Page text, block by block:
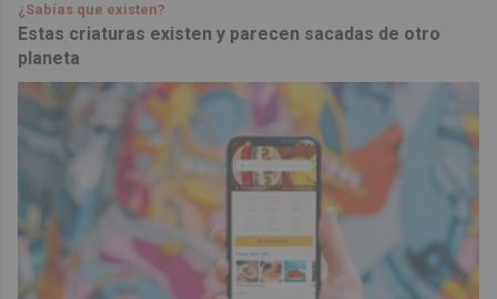
¿Sabías que existen?
Estas criaturas existen y parecen sacadas de otro
planeta